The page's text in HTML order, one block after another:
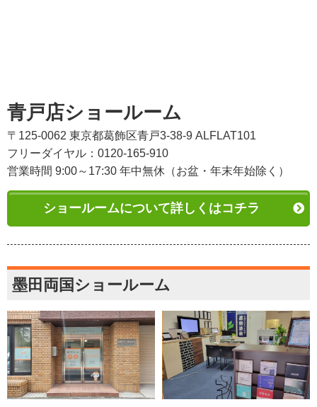
青戸店ショールーム
〒125-0062 東京都葛飾区青戸3-38-9 ALFLAT101
フリーダイヤル：0120-165-910
営業時間 9:00～17:30 年中無休（お盆・年末年始除く）
ショールームについて詳しくはコチラ
墨田両国ショールーム